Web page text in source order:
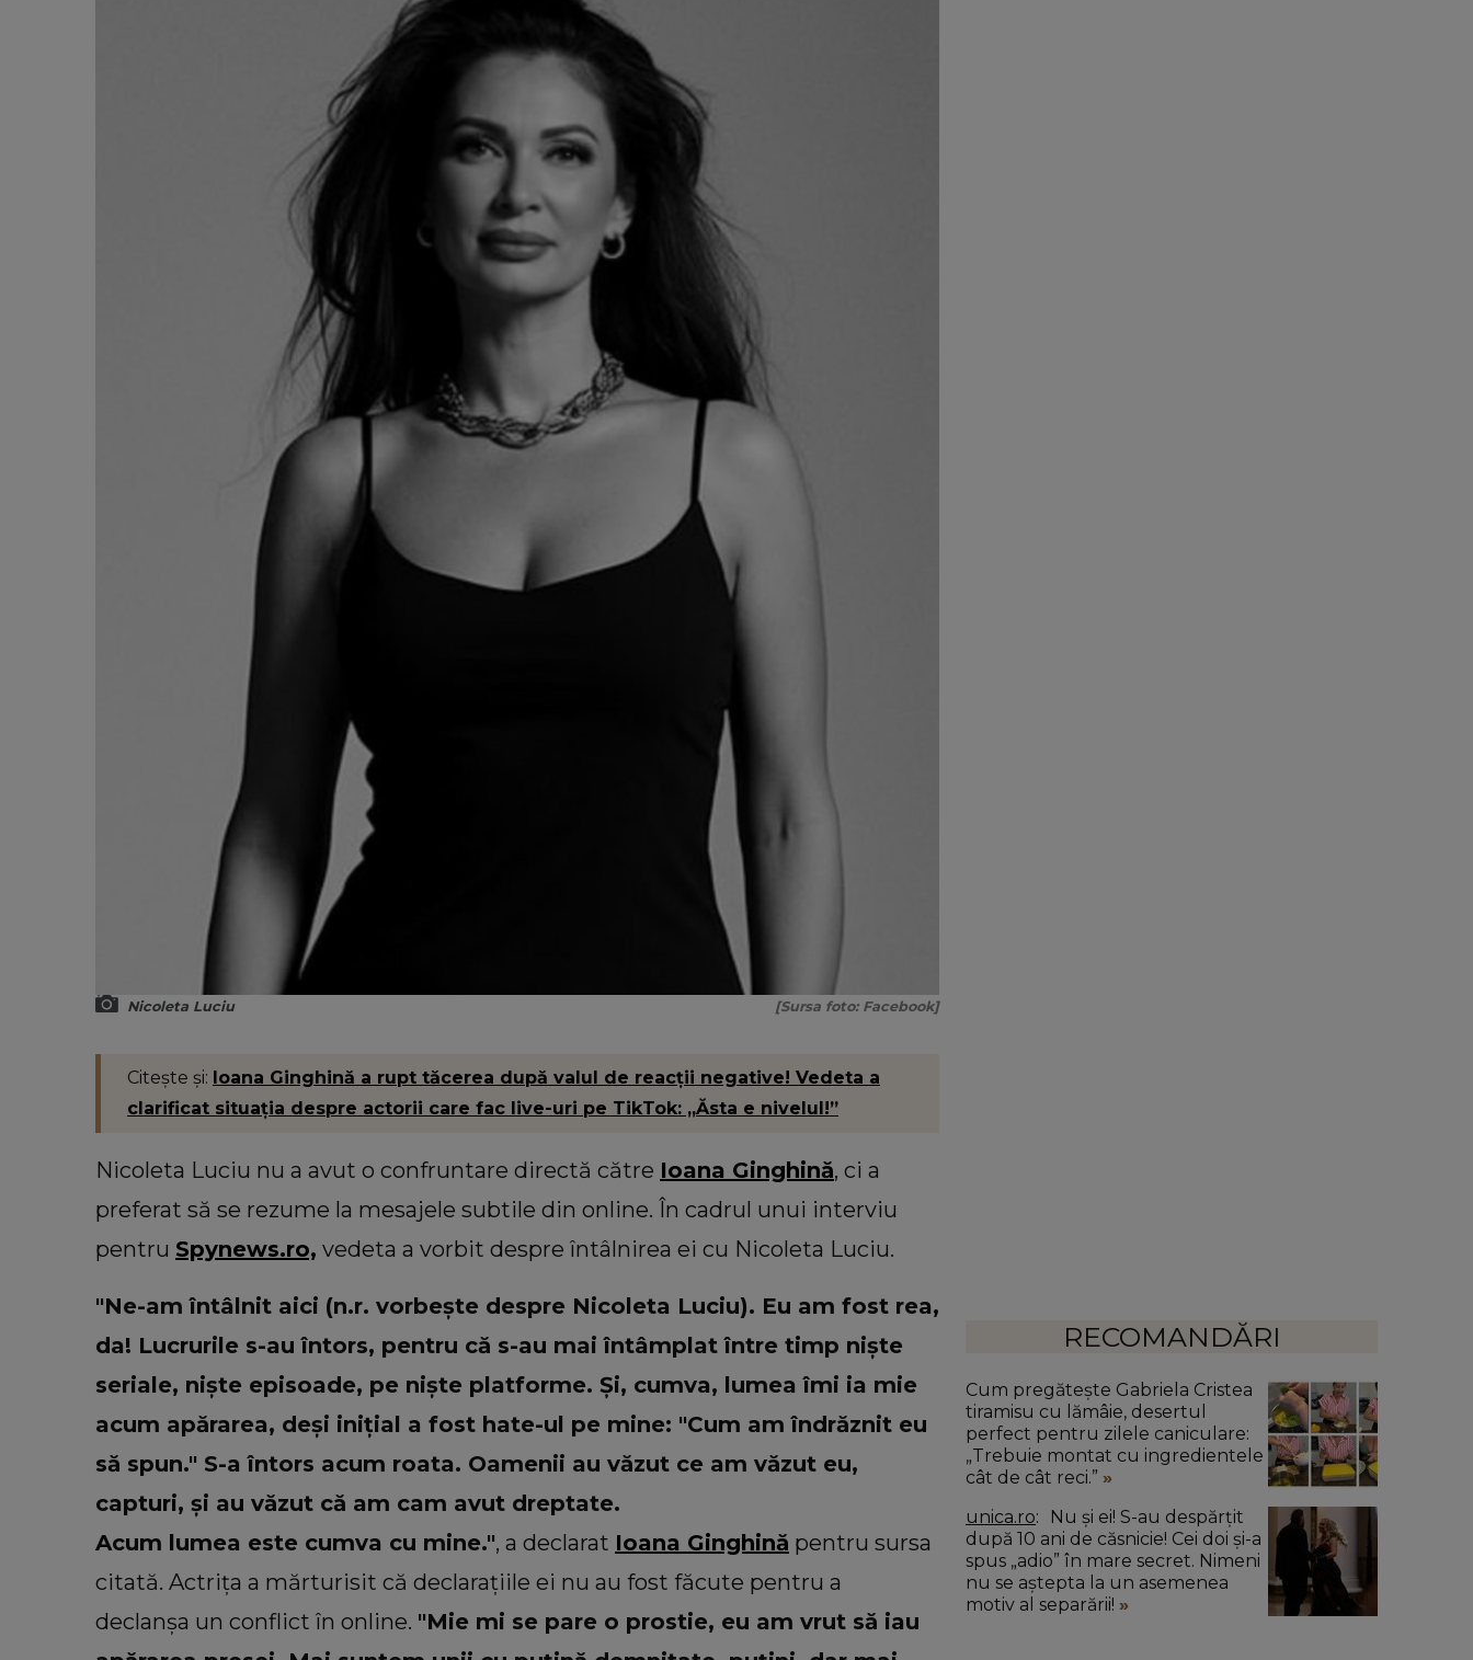
Nicoleta Luciu [Sursa foto: Facebook]
Citește și: Ioana Ginghină a rupt tăcerea după valul de reacții negative! Vedeta a
clarificat situația despre actorii care fac live-uri pe TikTok: „Ăsta e nivelul!”
Nicoleta Luciu nu a avut o confruntare directă către Ioana Ginghină, ci a
preferat să se rezume la mesajele subtile din online. În cadrul unui interviu
pentru Spynews.ro, vedeta a vorbit despre întâlnirea ei cu Nicoleta Luciu.
"Ne-am întâlnit aici (n.r. vorbește despre Nicoleta Luciu). Eu am fost rea,
da! Lucrurile s-au întors, pentru că s-au mai întâmplat între timp niște
seriale, niște episoade, pe niște platforme. Și, cumva, lumea îmi ia mie
acum apărarea, deși inițial a fost hate-ul pe mine: "Cum am îndrăznit eu
să spun." S-a întors acum roata. Oamenii au văzut ce am văzut eu,
capturi, și au văzut că am cam avut dreptate.
Acum lumea este cumva cu mine.", a declarat Ioana Ginghină pentru sursa
citată. Actrița a mărturisit că declarațiile ei nu au fost făcute pentru a
declanșa un conflict în online. "Mie mi se pare o prostie, eu am vrut să iau
RECOMANDĂRI
Cum pregătește Gabriela Cristea
tiramisu cu lămâie, desertul
perfect pentru zilele caniculare:
„Trebuie montat cu ingredientele
cât de cât reci.”
unica.ro
după 10 ani de căsnicie! Cei doi și-a
spus „adio” în mare secret. Nimeni
nu se aștepta la un asemenea
motiv al separării!